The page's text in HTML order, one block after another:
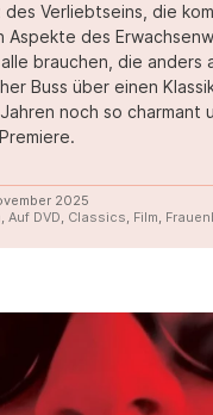
Verliebtseins, die
Aspekte des
brauchen, die anders
Buss über einen
noch so charmant
2025
, Auf DVD, Classics, Film,